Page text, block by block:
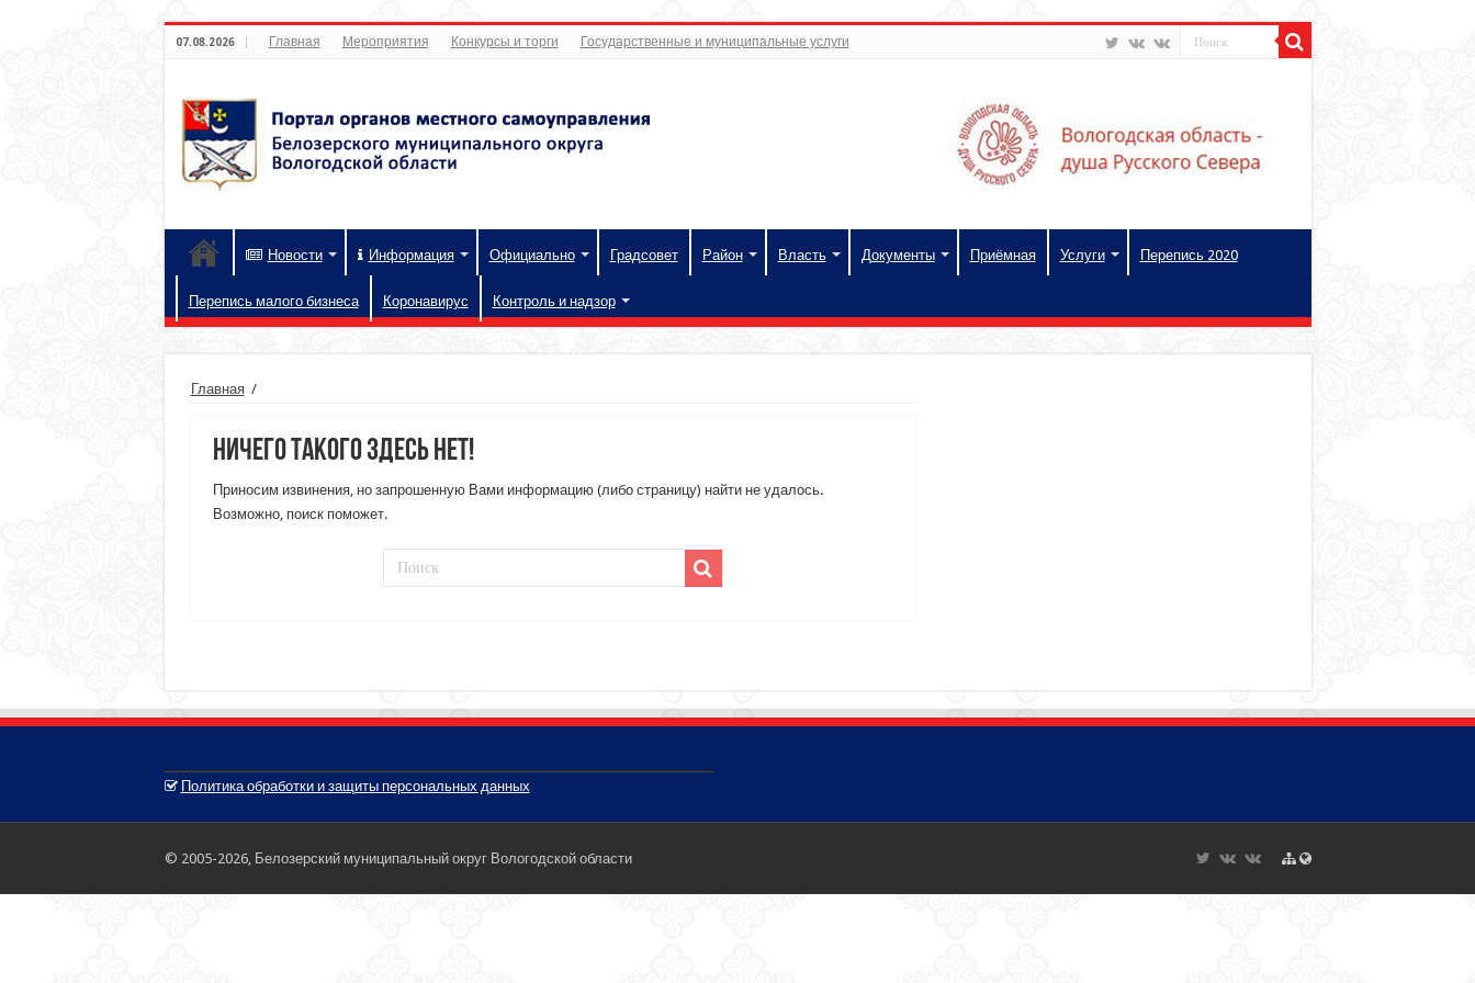
07.08.2026 Главная Мероприятия Конкурсы и торги Государственные и муниципальные услуги
Новости Информация Официально Градсовет Район Власть Документы Приёмная Услуги Перепись 2020
Перепись малого бизнеса Коронавирус Контроль и надзор
Главная /
Ничего такого здесь нет!
Приносим извинения, но запрошенную Вами информацию (либо страницу) найти не удалось.
Возможно, поиск поможет.
Политика обработки и защиты персональных данных
© 2005-2026, Белозерский муниципальный округ Вологодской области